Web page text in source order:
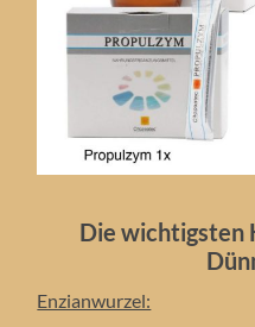
Die wichtigsten
Enzianwurzel: